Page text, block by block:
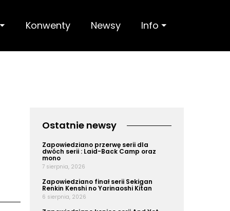
Konwenty Newsy Info ⏷
Ostatnie newsy
Zapowiedziano przerwę serii dla
dwóch serii : Laid-Back Camp oraz
mono
7 sierpnia, 2026
Zapowiedziano finał serii Sekigan
Renkin Kenshi no Yarinaoshi Kitan
6 sierpnia, 2026